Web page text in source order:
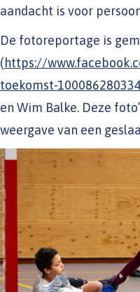
aandacht is voor
De fotoreportage is
(https://
toekomst-
en Wim Balke. Deze
weergave van een